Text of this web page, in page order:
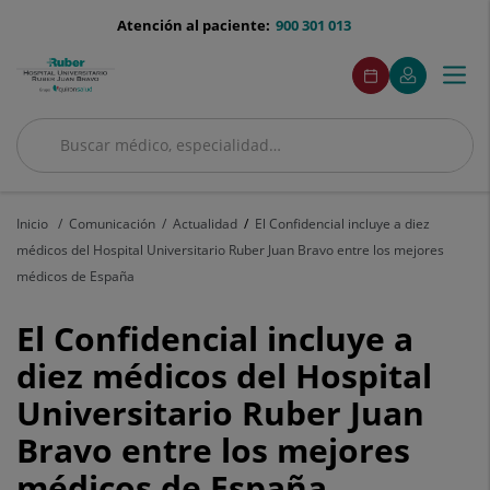
menu-
900 301 013
Atención al paciente:
Buscar
Buscar
menuAcceso
Pedir
cita
Este
enlace
se
en
Mi
Quirónsalud
Este
enlace
se
en
ventana
nueva.
Menú
Inicio Comunicación Actualidad
El Confidencial incluye a diez
médicos del Hospital Universitario Ruber Juan Bravo entre los mejores
médicos de España
El
Confidencial
incluye
a
El Confidencial incluye a
diez médicos del Hospital
Universitario Ruber Juan
Bravo entre los mejores